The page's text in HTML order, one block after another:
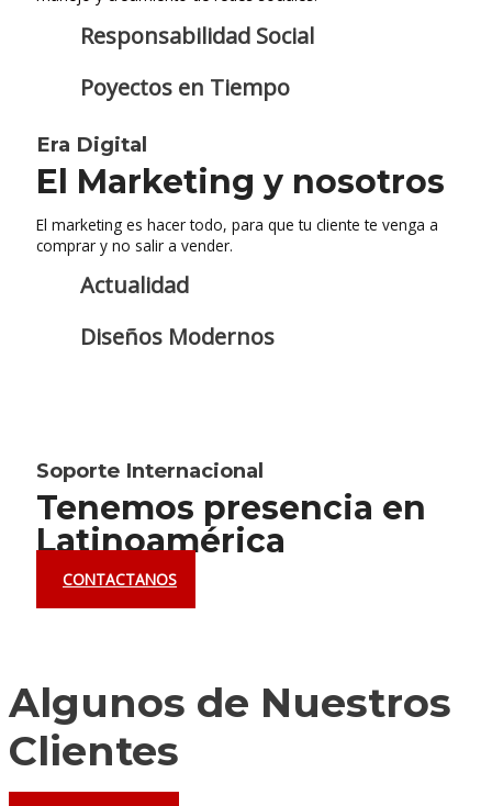
Responsabilidad Social
Poyectos en Tiempo
Era Digital
El Marketing y nosotros
El marketing es hacer todo, para que tu cliente te venga a
comprar y no salir a vender.
Actualidad
Diseños Modernos
Soporte Internacional
Tenemos presencia en
Latinoamérica
CONTACTANOS
Algunos de Nuestros
Clientes